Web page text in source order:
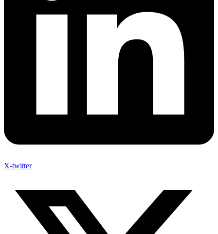
X-twitter